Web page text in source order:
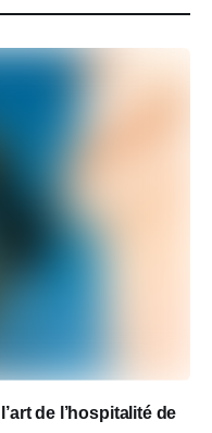
de l’hospitalité de